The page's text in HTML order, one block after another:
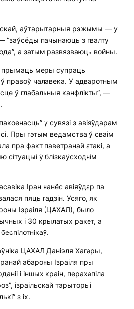
аўтарытарныя рэжымы — у
— “заўсёды пачынаюць з гвалту
а затым развязваюць войны.
прымаць меры супраць
правоў чалавека. У адваротным
ў глабальныя канфлікты”, —
у сувязі з авіяўдарам
Пры гэтым ведамства ў сваім
пра факт паветранай атакі, а
сітуацыі ў блізкаўсходнім
Іран нанёс авіяўдар па
пяць гадзін. Усяго, як
Ізраіля (ЦАХАЛ), было
і 30 крылатых ракет, а
ЦАХАЛ Даніэля Хагары,
абароны Ізраіля пры
і іншых краін, перахапіла
ізраільскай тэрыторыі
з іх.